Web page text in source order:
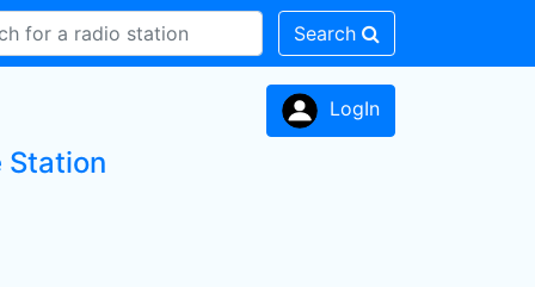
Search
LogIn
Station